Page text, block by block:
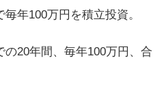
年100万円を積立投資。
の20年間、毎年100万円、合